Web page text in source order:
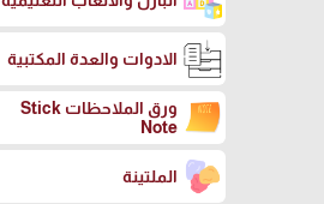
الادوات والعدة المكتبية
ورق الملاحظات Stick
Note
الملتينة